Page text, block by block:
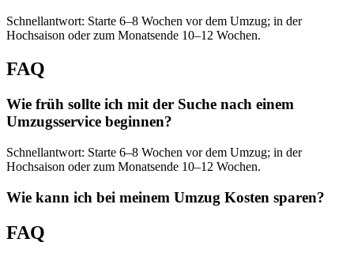
Schnellantwort: Starte 6–8 Wochen vor dem Umzug; in der
Hochsaison oder zum Monatsende 10–12 Wochen.
FAQ
Wie früh sollte ich mit der Suche nach einem
Umzugsservice beginnen?
Schnellantwort: Starte 6–8 Wochen vor dem Umzug; in der
Hochsaison oder zum Monatsende 10–12 Wochen.
Wie kann ich bei meinem Umzug Kosten sparen?
FAQ